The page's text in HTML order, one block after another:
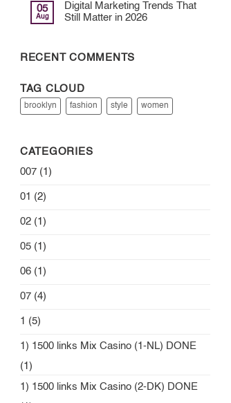
05
Aug
Digital Marketing Trends That
Still Matter in 2026
RECENT COMMENTS
TAG CLOUD
brooklyn fashion style women
CATEGORIES
007 (1)
01 (2)
02 (1)
05 (1)
06 (1)
07 (4)
1 (5)
1) 1500 links Mix Casino (1-NL) DONE
(1)
1) 1500 links Mix Casino (2-DK) DONE